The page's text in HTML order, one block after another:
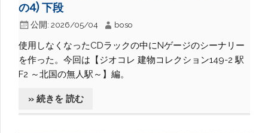
の4) 下段
公開: 2026/05/04 boso
使用しなくなったCDラックの中にNゲージのシーナリー
を作った。今回は【ジオコレ 建物コレクション149-2 駅
F2 ～北国の無人駅～】編。
» 続きを 読む